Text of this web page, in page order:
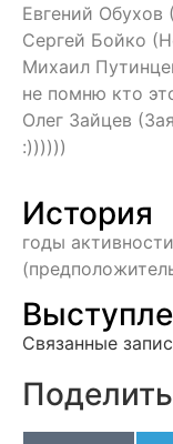
Евгений Обухов
Сергей Бойко
Михаил
не помню кто
Олег Зайцев
:))))))
История
годы
Связанные